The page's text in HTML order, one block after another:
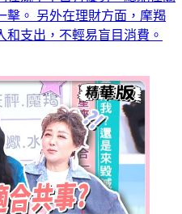
擊。 另外在理財方面，摩羯
支出，不輕易盲目消費。